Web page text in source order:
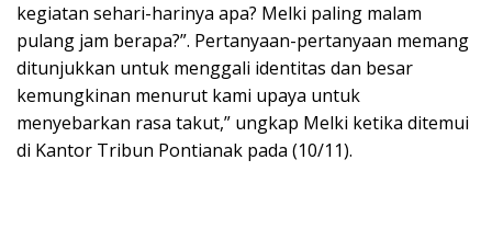
kegiatan sehari-harinya apa? Melki paling malam
pulang jam berapa?”. Pertanyaan-pertanyaan memang
ditunjukkan untuk menggali identitas dan besar
kemungkinan menurut kami upaya untuk
menyebarkan rasa takut,” ungkap Melki ketika ditemui
di Kantor Tribun Pontianak pada (10/11).